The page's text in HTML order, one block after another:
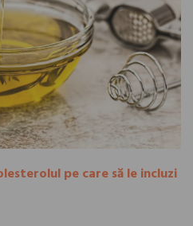
pe care să le incluzi